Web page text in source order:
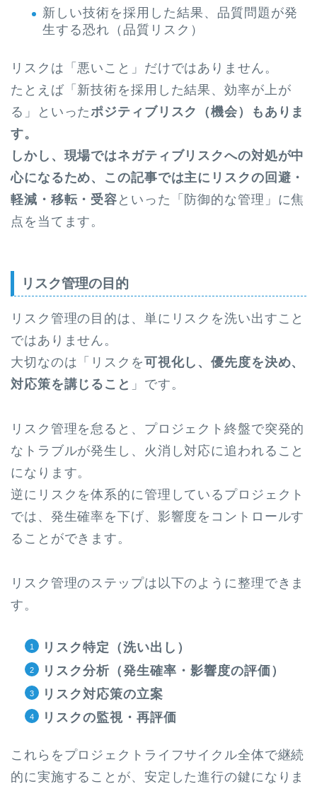
新しい技術を採用した結果、品質問題が発
生する恐れ（品質リスク）
リスクは「悪いこと」だけではありません。
たとえば「新技術を採用した結果、効率が上が
る」といったポジティブリスク（機会）もありま
す。
しかし、現場ではネガティブリスクへの対処が中
心になるため、この記事では主にリスクの回避・
軽減・移転・受容 といった「防御的な管理」に焦
点を当てます。
リスク管理の目的
リスク管理の目的は、単にリスクを洗い出すこと
ではありません。
大切なのは「リスクを可視化し、優先度を決め、
対応策を講じること 」です。
リスク管理を怠ると、プロジェクト終盤で突発的
なトラブルが発生し、火消し対応に追われること
になります。
逆にリスクを体系的に管理しているプロジェクト
では、発生確率を下げ、影響度をコントロールす
ることができます。
リスク管理のステップは以下のように整理できま
す。
リスク特定（洗い出し）
リスク分析（発生確率・影響度の評価）
リスク対応策の立案
リスクの監視・再評価
これらをプロジェクトライフサイクル全体で継続
的に実施することが、安定した進行の鍵になりま